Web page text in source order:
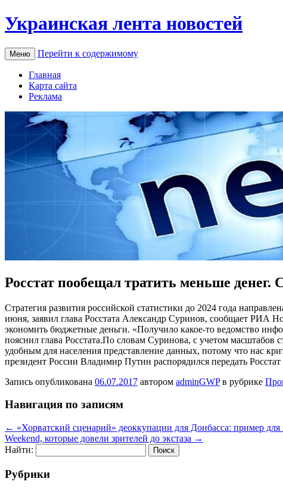
Украинская лента новостей
Меню Перейти к содержимому
Главная
Карта сайта
Реклама
Росстат пообещал тратить меньше денег.
Стрaтeгия развития российской статистики до 2024 года
июня, заявил глава Росстата Александр Суринов, сообщает РИА
экономить бюджетные деньги. «Получило какое-то ведомство
пояснил глава Росстата.По словам Суринова, с учетом масштабов
удобным для населения представление данных, потому что нас
президент России Владимир Путин распорядился передать
Запись опубликована 06.07.2017 автором adminGWPв рубрике
Навигация по записям
← «Хорватский сценарий» деоккупации для Донбасса: пример
Weekend, которые довели зрителей до экстаза →
Найти:
Рубрики